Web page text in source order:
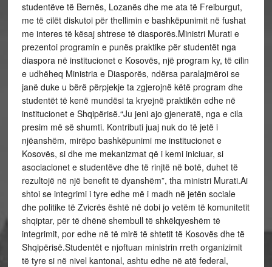
studentëve të Bernës, Lozanës dhe me ata të Freiburgut,
me të cilët diskutoi për thellimin e bashkëpunimit në fushat
me interes të kësaj shtrese të diasporës.Ministri Murati e
prezentoi programin e punës praktike për studentët nga
diaspora në institucionet e Kosovës, një program ky, të cilin
e udhëheq Ministria e Diasporës, ndërsa paralajmëroi se
janë duke u bërë përpjekje ta zgjerojnë këtë program dhe
studentët të kenë mundësi ta kryejnë praktikën edhe në
institucionet e Shqipërisë.“Ju jeni ajo gjeneratë, nga e cila
presim më së shumti. Kontributi juaj nuk do të jetë i
njëanshëm, mirëpo bashkëpunimi me institucionet e
Kosovës, si dhe me mekanizmat që i kemi iniciuar, si
asociacionet e studentëve dhe të rinjtë në botë, duhet të
rezultojë në një benefit të dyanshëm”, tha ministri Murati.Ai
shtoi se integrimi i tyre edhe më i madh në jetën sociale
dhe politike të Zvicrës është në dobi jo vetëm të komunitetit
shqiptar, për të dhënë shembull të shkëlqyeshëm të
integrimit, por edhe në të mirë të shtetit të Kosovës dhe të
Shqipërisë.Studentët e njoftuan ministrin rreth organizimit
të tyre si në nivel kantonal, ashtu edhe në atë federal,